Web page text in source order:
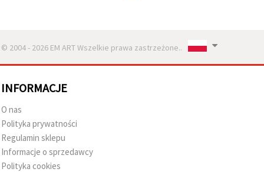
© 2004 - 2026 EM ART Wszelkie prawa zastrzeżone..
INFORMACJE
O nas
Polityka prywatności
Regulamin sklepu
Informacje o sprzedawcy
Polityka cookies